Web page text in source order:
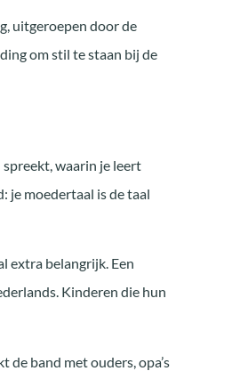
uitgeroepen door de
om stil te staan bij de
waarin je leert
je moedertaal is de taal
extra belangrijk. Een
Kinderen die hun
band met ouders, opa’s